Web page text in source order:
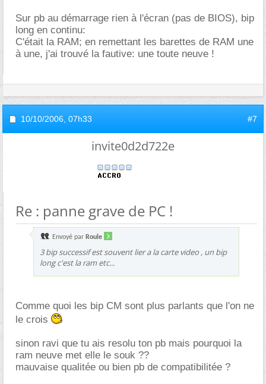
Sur pb au démarrage rien à l'écran (pas de BIOS), bip
long en continu:
C'était la RAM; en remettant les barettes de RAM une
à une, j'ai trouvé la fautive: une toute neuve !
10/10/2006, 07h33 #7
invite0d2d722e
Re : panne grave de PC !
Envoyé par Roule
3 bip successif est souvent lier a la carte video , un bip
long c'est la ram etc...
Comme quoi les bip CM sont plus parlants que l'on ne
le crois
sinon ravi que tu ais resolu ton pb mais pourquoi la
ram neuve met elle le souk ??
mauvaise qualitée ou bien pb de compatibilitée ?